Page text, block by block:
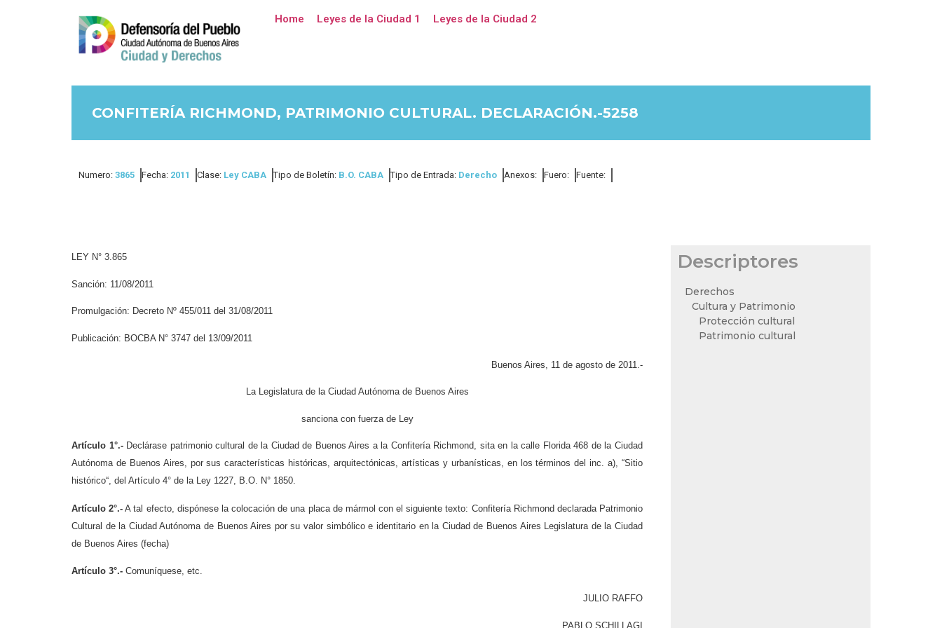
Home Leyes de la Ciudad 1 Leyes de la Ciudad 2
CONFITERÍA RICHMOND, PATRIMONIO CULTURAL. DECLARACIÓN.-5258
Numero: 3865 Fecha: 2011 Clase: Ley CABA Tipo de Boletín: B.O. CABA Tipo de Entrada: Derecho Anexos: Fuero: Fuente:
LEY N° 3.865
Sanción: 11/08/2011
Promulgación: Decreto Nº 455/011 del 31/08/2011
Publicación: BOCBA N° 3747 del 13/09/2011
Buenos Aires, 11 de agosto de 2011.-
La Legislatura de la Ciudad Autónoma de Buenos Aires
sanciona con fuerza de Ley
Artículo 1°.-Declárase patrimonio cultural de la Ciudad de Buenos Aires a la Confitería Richmond, sita en la calle Florida 468 de la Ciudad
Autónoma de Buenos Aires, por sus características históricas, arquitectónicas, artísticas y urbanísticas, en los términos del inc. a), “Sitio
histórico“, del Artículo 4° de la Ley 1227, B.O. N° 1850.
Artículo 2°.- A tal efecto, dispónese la colocación de una placa de mármol con el siguiente texto: Confitería Richmond declarada Patrimonio
Cultural de la Ciudad Autónoma de Buenos Aires por su valor simbólico e identitario en la Ciudad de Buenos Aires Legislatura de la Ciudad
de Buenos Aires (fecha)
Artículo 3°.- Comuníquese, etc.
JULIO RAFFO
PABLO SCHILLAGI
Descriptores
Derechos
Cultura y Patrimonio
Protección cultural
Patrimonio cultural